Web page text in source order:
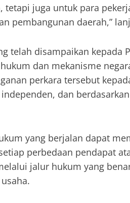
juga untuk para
pembangunan daerah,”
telah disampaikan kepada
dan mekanisme
perkara tersebut
dan
yang berjalan dapat
perbedaan pendapat
jalur hukum yang